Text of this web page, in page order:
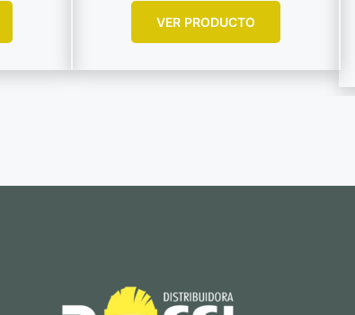
VER PRODUCTO